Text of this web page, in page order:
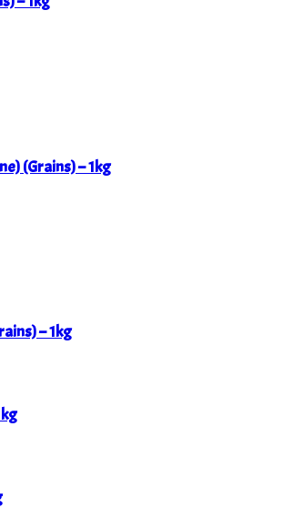
(Grains) – 1kg
– 1kg